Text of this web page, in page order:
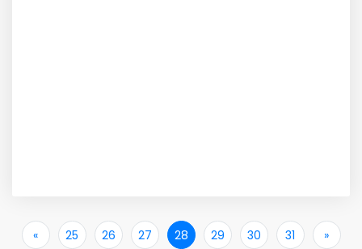
« 25 26 27 28 29 30 31 » Son